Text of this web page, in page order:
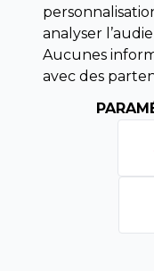
Droit de
Conditions
Mentions légales
Horaires
analyser
Aucunes
avec des